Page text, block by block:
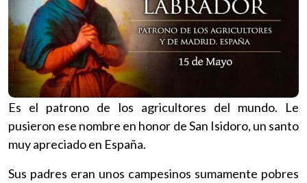
Es el patrono de los agricultores del mundo. Le
pusieron ese nombre en honor de San Isidoro, un santo
muy apreciado en España.
Sus padres eran unos campesinos sumamente pobres